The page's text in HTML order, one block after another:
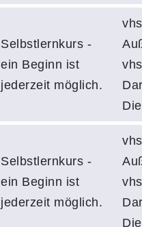
Selbstlernkurs -
ein Beginn ist
jederzeit möglich.
vhs
Selbstlernkurs -
ein Beginn ist
jederzeit möglich.
vhs